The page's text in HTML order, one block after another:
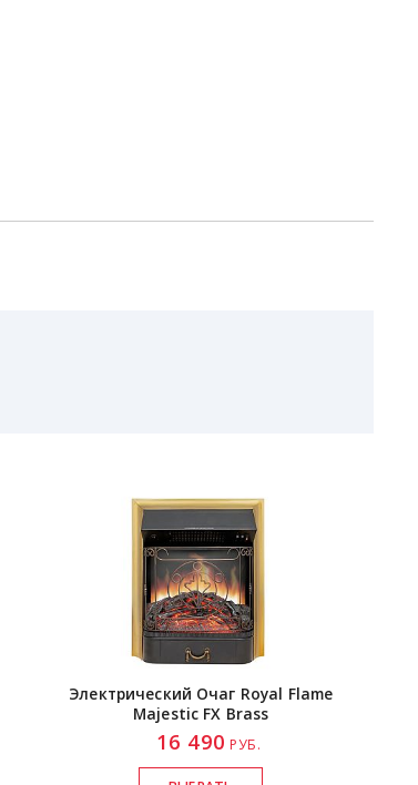
Электрический Очаг Royal Flame
Majestic FX Brass
16 490 РУБ.